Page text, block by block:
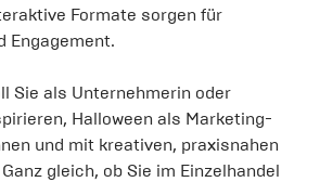
Formate sorgen für
Engagement.
Sie als Unternehmerin oder
Halloween als Marketing-
und mit kreativen, praxisnahen
gleich, ob Sie im Einzelhandel